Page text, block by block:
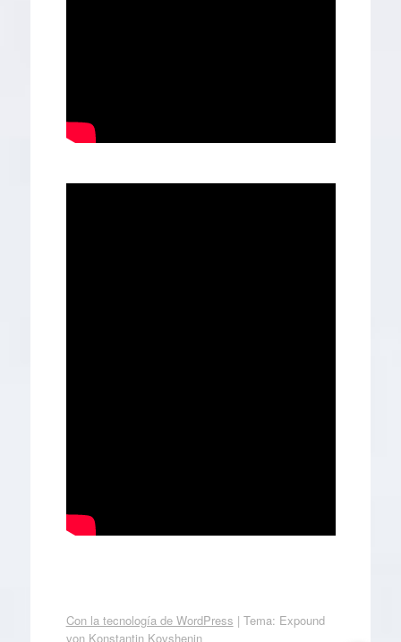
Con la tecnología de WordPress | Tema: Expound
von Konstantin Kovshenin